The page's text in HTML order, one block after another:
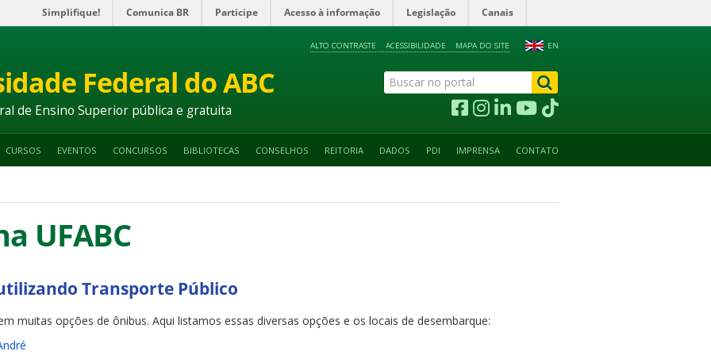
Simplifique! Comunica BR Participe Acesso à informação Legislação Canais
EN
ALTO CONTRASTE ACESSIBILIDADE MAPA DO SITE
Federal do ABC
de Ensino Superior pública e gratuita
CURSOS EVENTOS CONCURSOS BIBLIOTECAS CONSELHOS REITORIA DADOS PDI IMPRENSA CONTATO
UFABC
Transporte Público
muitas opções de ônibus. Aqui listamos essas diversas opções e os locais de desembarque: